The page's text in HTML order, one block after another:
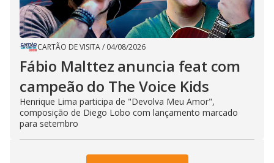
CARTÃO DE VISITA/ 04/08/2026
Fábio Malttez anuncia feat com
campeão do The Voice Kids
Henrique Lima participa de "Devolva Meu Amor",
composição de Diego Lobo com lançamento marcado
para setembro